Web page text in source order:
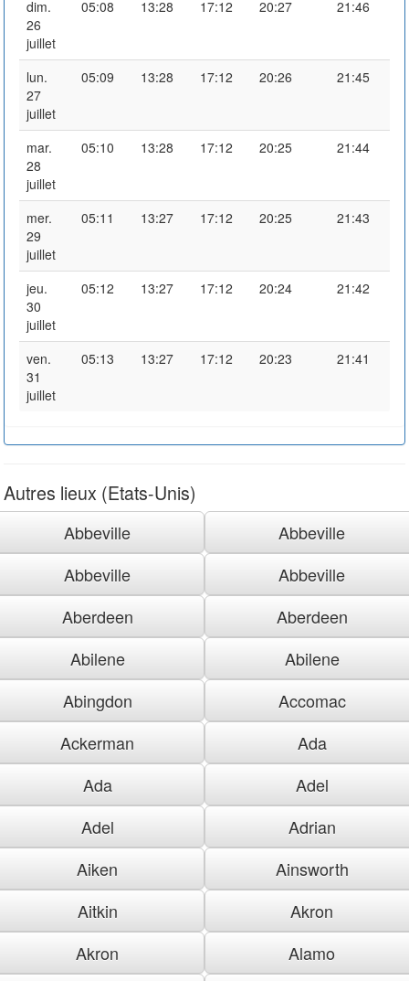
dim.
26
juillet
05:08 13:28 17:12 20:27 21:46
lun.
27
juillet
05:09 13:28 17:12 20:26 21:45
mar.
28
juillet
05:10 13:28 17:12 20:25 21:44
mer.
29
juillet
05:11 13:27 17:12 20:25 21:43
jeu.
30
juillet
05:12 13:27 17:12 20:24 21:42
ven.
31
juillet
05:13 13:27 17:12 20:23 21:41
Autres lieux (Etats-Unis)
Abbeville
Abbeville
Abbeville
Abbeville
Aberdeen
Aberdeen
Abilene
Abilene
Abingdon
Accomac
Ackerman
Ada
Ada
Adel
Adel
Adrian
Aiken
Ainsworth
Aitkin
Akron
Akron
Alamo